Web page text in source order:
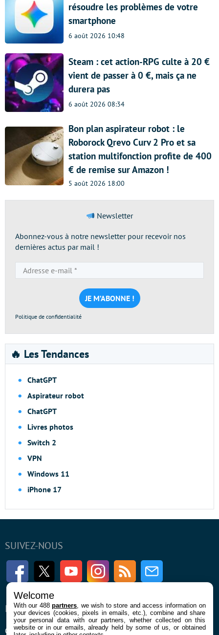
résoudre les problèmes de votre
smartphone
6 août 2026 10:48
Steam : cet action-RPG culte à 20 €
vient de passer à 0 €, mais ça ne
durera pas
6 août 2026 08:34
Bon plan aspirateur robot : le
Roborock Qrevo Curv 2 Pro et sa
station multifonction profite de 400
€ de remise sur Amazon !
5 août 2026 18:00
Newsletter
Abonnez-vous à notre newsletter pour recevoir nos
dernières actus par mail !
e-
mail
*
Politique de confidentialité
🔥 Les Tendances
ChatGPT
Aspirateur robot
ChatGPT
Livres photos
Switch 2
VPN
Windows 11
iPhone 17
SUIVEZ-NOUS
FacebookTwitter Youtube InstagramRSS Newsletter
ENTREPRISE
Qui sommes nous
À PROPOS
La rédaction
Welcome
With our 488partners , we wish to store and access information on
your devices (cookies, pixels in emails, etc.), combine and share
your personal data with our partners, whether collected on this
website or in our emails, already held by some of us, or obtained